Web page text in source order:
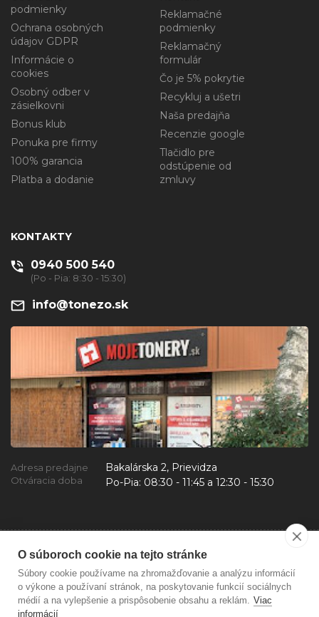
O súboroch cookie na tejto stránke
Súbory cookie používame na zhromažďovanie a analýzu informácií
o výkone a používaní stránok, na poskytovanie funkcií sociálnych
médií a na vylepšenie a prispôsobenie obsahu a reklám. Viac
informácií
HP (Hewlett Packard)
HP (Hewlett Packard)
HP DeskJet 9600
HP (Hewlett Packard)
HP DeskJet 9650
HP (Hewlett Packard)
HP DeskJet 9670
HP (Hewlett Packard)
HP DeskJet 9680
HP (Hewlett Packard)
HP (Hewlett Packard)
podmienky
Ochrana osobných
údajov GDPR
Informácie o
cookies
Osobný odber v
zásielkovni
Bonus klub
Ponuka pre firmy
100% garancia
Platba a dodanie
Reklamačné
podmienky
Reklamačný
formulár
Čo je 5% pokrytie
Recykluj a ušetri
Naša predajňa
Recenzie google
Tlačidlo pre
odstúpenie od
zmluvy
KONTAKTY
0940 500 540
(Po - Pia: 8:30 - 15:30)
info@tonezo.sk
Adresa predajne Bakalárska 2, Prievidza
Otváracia doba Po-Pia: 08:30 - 11:45 a 12:30 - 15:30